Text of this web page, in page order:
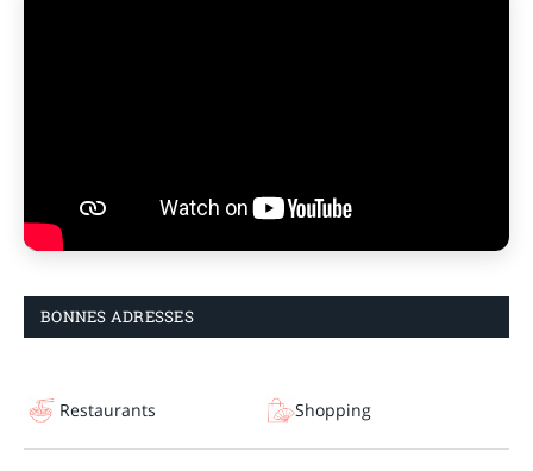
BONNES ADRESSES
Restaurants Shopping